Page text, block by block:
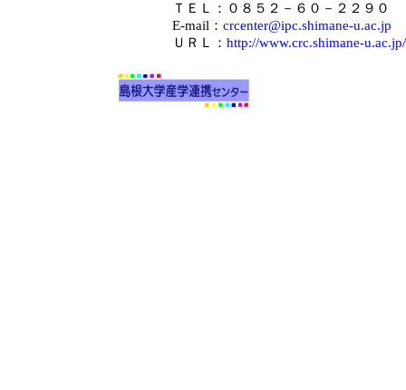
ＴＥＬ：０８５２－６０－２２９０
E-mail： crcenter@ipc.shimane-u.ac.jp
ＵＲＬ： http://www.crc.shimane-u.ac.jp/